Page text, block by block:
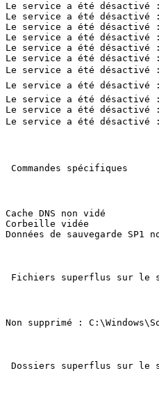
Le service a été désactivé
Le service a été désactivé
Le service a été
Le service a été désactivé :
Le service a été
Le service a été désactivé
Le service a été désactivé :
Le service a été désactivé :
Le service a été désactivé
Le service a été désactivé :
Le service a été désactivé :
 Commandes spécifiques
Cache DNS non vidé
Corbeille vidée
Données de sauvegarde SP1
 Fichiers superflus sur le
Non supprimé :
 Dossiers superflus sur le